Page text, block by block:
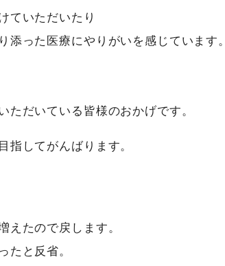
ていただいたり
った医療にやりがいを感じています。
だいている皆様のおかげです。
指してがんばります。
えたので戻します。
たと反省。